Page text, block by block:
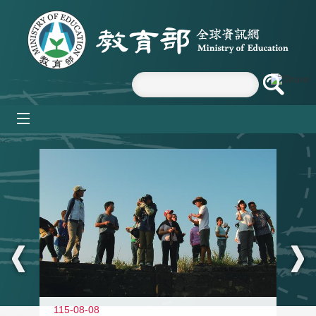
跳到主要內容區塊
:::
115-08-08